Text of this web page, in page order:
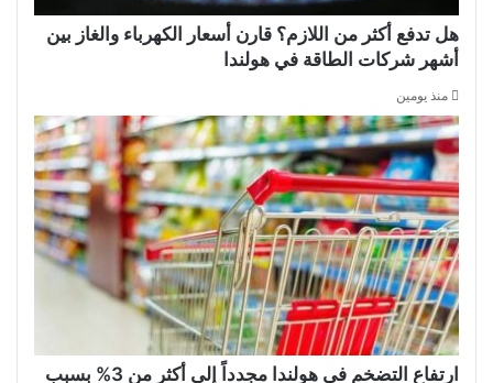
هل تدفع أكثر من اللازم؟ قارن أسعار الكهرباء والغاز بين
أشهر شركات الطاقة في هولندا
منذ يومين
ارتفاع التضخم في هولندا مجدداً إلى أكثر من 3% بسبب